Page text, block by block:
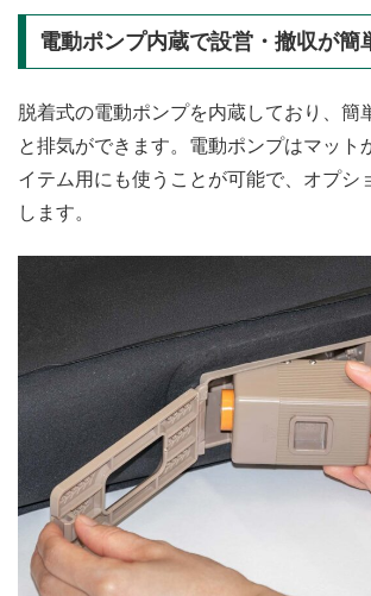
電動ポンプ内蔵で設営・撤収が簡
脱着式の電動ポンプを内蔵しており、簡
と排気ができます。電動ポンプはマット
イテム用にも使うことが可能で、オプシ
します。